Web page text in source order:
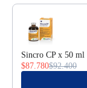
Use the Previous
Sincro CP x 50 ml
$87.780$92.400